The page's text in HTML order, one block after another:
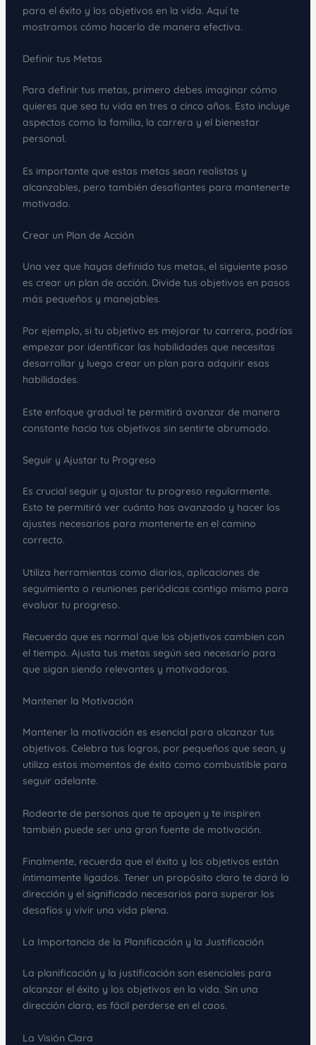
para el éxito y los objetivos en la vida. Aquí te
mostramos cómo hacerlo de manera efectiva.
Definir tus Metas
Para definir tus metas, primero debes imaginar cómo
quieres que sea tu vida en tres a cinco años. Esto incluye
aspectos como la familia, la carrera y el bienestar
personal.
Es importante que estas metas sean realistas y
alcanzables, pero también desafiantes para mantenerte
motivado.
Crear un Plan de Acción
Una vez que hayas definido tus metas, el siguiente paso
es crear un plan de acción. Divide tus objetivos en pasos
más pequeños y manejables.
Por ejemplo, si tu objetivo es mejorar tu carrera, podrías
empezar por identificar las habilidades que necesitas
desarrollar y luego crear un plan para adquirir esas
habilidades.
Este enfoque gradual te permitirá avanzar de manera
constante hacia tus objetivos sin sentirte abrumado.
Seguir y Ajustar tu Progreso
Es crucial seguir y ajustar tu progreso regularmente.
Esto te permitirá ver cuánto has avanzado y hacer los
ajustes necesarios para mantenerte en el camino
correcto.
Utiliza herramientas como diarios, aplicaciones de
seguimiento o reuniones periódicas contigo mismo para
evaluar tu progreso.
Recuerda que es normal que los objetivos cambien con
el tiempo. Ajusta tus metas según sea necesario para
que sigan siendo relevantes y motivadoras.
Mantener la Motivación
Mantener la motivación es esencial para alcanzar tus
objetivos. Celebra tus logros, por pequeños que sean, y
utiliza estos momentos de éxito como combustible para
seguir adelante.
Rodearte de personas que te apoyen y te inspiren
también puede ser una gran fuente de motivación.
Finalmente, recuerda que el éxito y los objetivos están
íntimamente ligados. Tener un propósito claro te dará la
dirección y el significado necesarios para superar los
desafíos y vivir una vida plena.
La Importancia de la Planificación y la Justificación
La planificación y la justificación son esenciales para
alcanzar el éxito y los objetivos en la vida. Sin una
dirección clara, es fácil perderse en el caos.
La Visión Clara